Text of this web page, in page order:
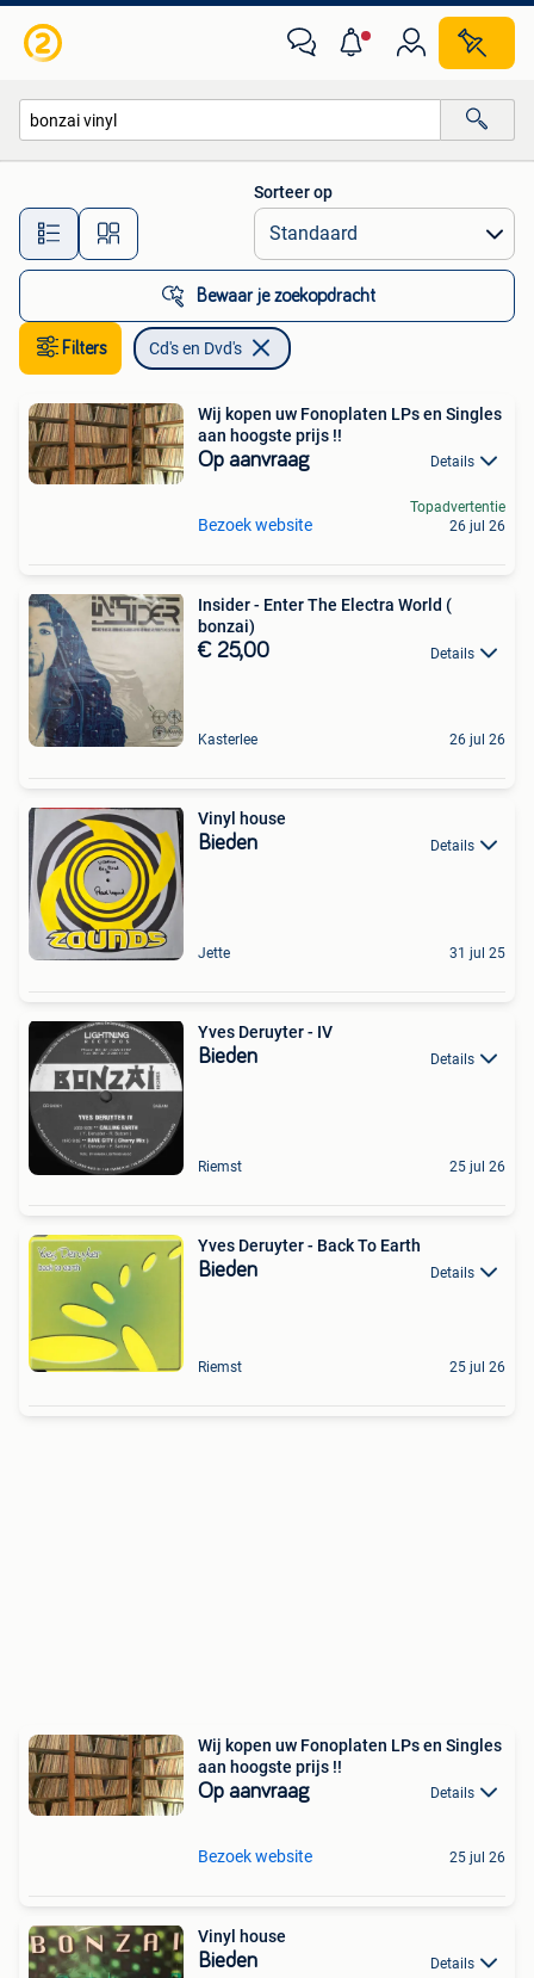
Alle afstanden…
Sorteer op
Bewaar je zoekopdracht
Filters Cd's en Dvd's
Wij kopen uw Fonoplaten LPs en Singles
aan hoogste prijs !!
Op aanvraag Details
Bezoek website
Topadvertentie
26 jul 26
Insider - Enter The Electra World (
bonzai)
€ 25,00 Details
Kasterlee 26 jul 26
Vinyl house
Bieden Details
Jette 31 jul 25
Yves Deruyter - IV
Bieden Details
Riemst 25 jul 26
Yves Deruyter - Back To Earth
Bieden Details
Riemst 25 jul 26
Wij kopen uw Fonoplaten LPs en Singles
aan hoogste prijs !!
Op aanvraag Details
Bezoek website 25 jul 26
Vinyl house
Bieden Details